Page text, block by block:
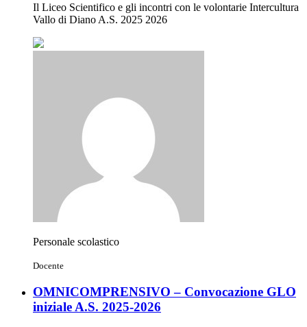
Il Liceo Scientifico e gli incontri con le volontarie Intercultura
Vallo di Diano A.S. 2025 2026
Personale scolastico
Docente
OMNICOMPRENSIVO – Convocazione GLO
iniziale A.S. 2025-2026